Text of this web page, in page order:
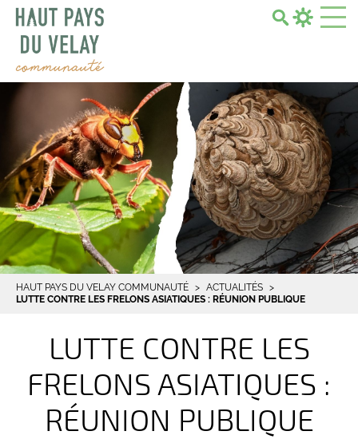
HAUT PAYS DU VELAY COMMUNAUTÉ
ACTUALITÉS
LUTTE CONTRE LES FRELONS ASIATIQUES : RÉUNION PUBLIQUE
LUTTE CONTRE LES
FRELONS ASIATIQUES :
RÉUNION PUBLIQUE